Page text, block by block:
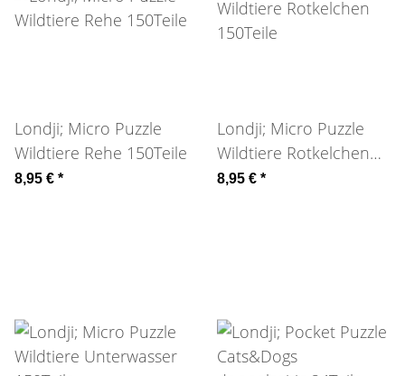
Londji; Micro Puzzle
Wildtiere Rehe 150Teile
8,95 € *
Londji; Micro Puzzle
Wildtiere Rotkelchen
150Teile
8,95 € *